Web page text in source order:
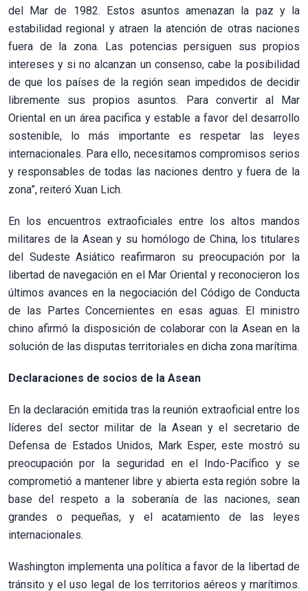
del Mar de 1982. Estos asuntos amenazan la paz y la
estabilidad regional y atraen la atención de otras naciones
fuera de la zona. Las potencias persiguen sus propios
intereses y si no alcanzan un consenso, cabe la posibilidad
de que los países de la región sean impedidos de decidir
libremente sus propios asuntos. Para convertir al Mar
Oriental en un área pacifica y estable a favor del desarrollo
sostenible, lo más importante es respetar las leyes
internacionales. Para ello, necesitamos compromisos serios
y responsables de todas las naciones dentro y fuera de la
zona”, reiteró Xuan Lich.
En los encuentros extraoficiales entre los altos mandos
militares de la Asean y su homólogo de China, los titulares
del Sudeste Asiático reafirmaron su preocupación por la
libertad de navegación en el Mar Oriental y reconocieron los
últimos avances en la negociación del Código de Conducta
de las Partes Concernientes en esas aguas. El ministro
chino afirmó la disposición de colaborar con la Asean en la
solución de las disputas territoriales en dicha zona marítima.
Declaraciones de socios de la Asean
En la declaración emitida tras la reunión extraoficial entre los
líderes del sector militar de la Asean y el secretario de
Defensa de Estados Unidos, Mark Esper, este mostró su
preocupación por la seguridad en el Indo-Pacífico y se
comprometió a mantener libre y abierta esta región sobre la
base del respeto a la soberanía de las naciones, sean
grandes o pequeñas, y el acatamiento de las leyes
internacionales.
Washington implementa una política a favor de la libertad de
tránsito y el uso legal de los territorios aéreos y marítimos.